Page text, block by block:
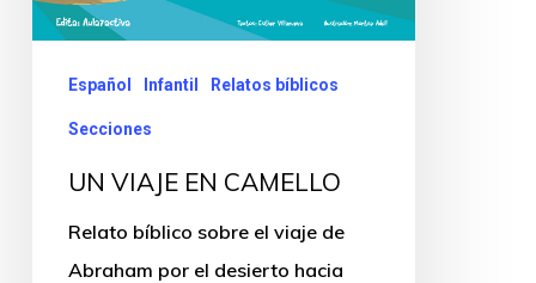
Español Infantil Relatos bíblicos
Secciones
UN VIAJE EN CAMELLO
Relato bíblico sobre el viaje de
Abraham por el desierto hacia